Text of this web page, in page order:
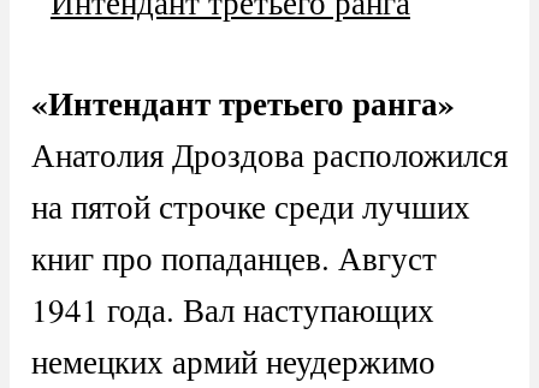
«Интендант третьего ранга»
Анатолия Дроздова расположился
на пятой строчке среди лучших
книг про попаданцев. Август
1941 года. Вал наступающих
немецких армий неудержимо